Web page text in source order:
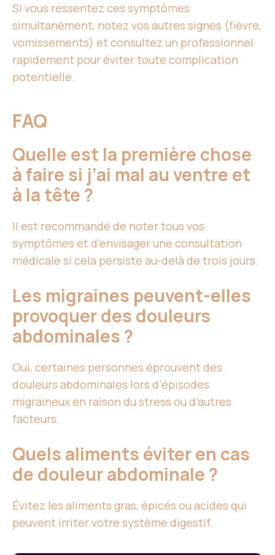
Si vous ressentez ces symptômes
simultanément, notez vos autres signes (fièvre,
vomissements) et consultez un professionnel
rapidement pour éviter toute complication
potentielle.
FAQ
Quelle est la première chose
à faire si j’ai mal au ventre et
à la tête ?
Il est recommandé de noter tous vos
symptômes et d’envisager une consultation
médicale si cela persiste au-delà de trois jours.
Les migraines peuvent-elles
provoquer des douleurs
abdominales ?
Oui, certaines personnes éprouvent des
douleurs abdominales lors d’épisodes
migraineux en raison du stress ou d’autres
facteurs.
Quels aliments éviter en cas
de douleur abdominale ?
Évitez les aliments gras, épicés ou acides qui
peuvent irriter votre système digestif.